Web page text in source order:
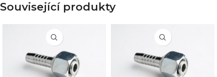
Související produkty